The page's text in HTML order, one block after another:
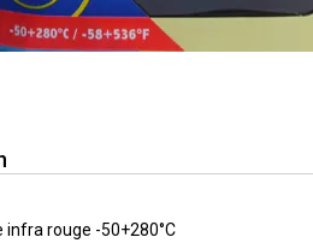
rouge -50+280°C